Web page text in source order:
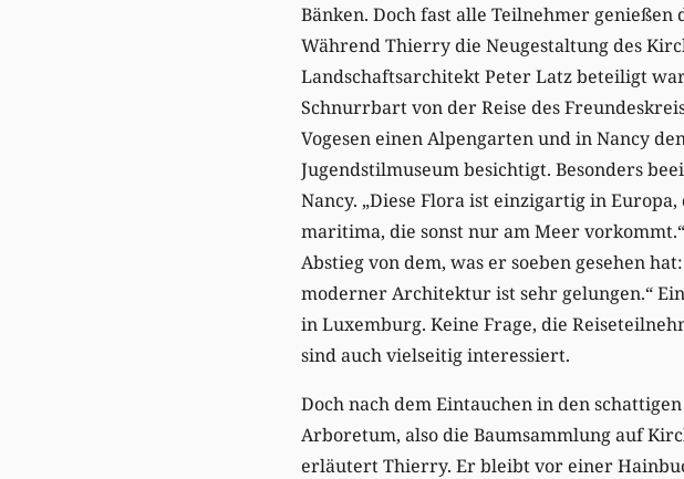
Bänken. Doch fast alle Teilnehmer genießen
Während Thierry die Neugestaltung des
Landschaftsarchitekt Peter Latz beteiligt
Schnurrbart von der Reise des
Vogesen einen Alpengarten und in Nancy
Jugendstilmuseum besichtigt. Besonders
Nancy. „Diese Flora ist einzigartig in
maritima, die sonst nur am Meer
Abstieg von dem, was er soeben gesehen
moderner Architektur ist sehr gelungen.“
in Luxemburg. Keine Frage, die
sind auch vielseitig interessiert.
Doch nach dem Eintauchen in den
Arboretum, also die Baumsammlung auf
erläutert Thierry. Er bleibt vor einer